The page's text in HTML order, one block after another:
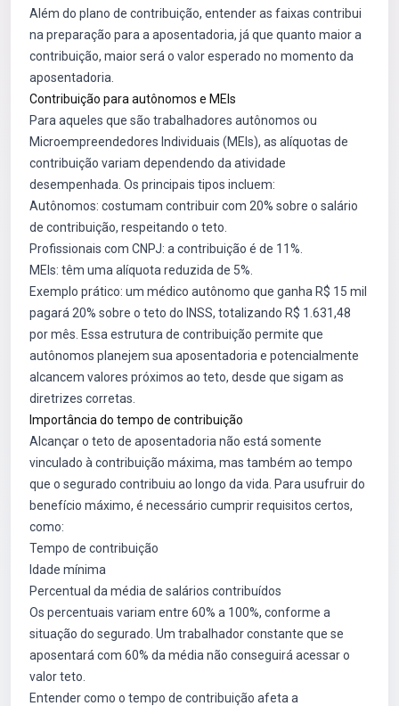
Além do plano de contribuição, entender as faixas contribui
na preparação para a aposentadoria, já que quanto maior a
contribuição, maior será o valor esperado no momento da
aposentadoria.
Contribuição para autônomos e MEIs
Para aqueles que são trabalhadores autônomos ou
Microempreendedores Individuais (MEIs), as alíquotas de
contribuição variam dependendo da atividade
desempenhada. Os principais tipos incluem:
Autônomos: costumam contribuir com 20% sobre o salário
de contribuição, respeitando o teto.
Profissionais com CNPJ: a contribuição é de 11%.
MEIs: têm uma alíquota reduzida de 5%.
Exemplo prático: um médico autônomo que ganha R$ 15 mil
pagará 20% sobre o teto do INSS, totalizando R$ 1.631,48
por mês. Essa estrutura de contribuição permite que
autônomos planejem sua aposentadoria e potencialmente
alcancem valores próximos ao teto, desde que sigam as
diretrizes corretas.
Importância do tempo de contribuição
Alcançar o teto de aposentadoria não está somente
vinculado à contribuição máxima, mas também ao tempo
que o segurado contribuiu ao longo da vida. Para usufruir do
benefício máximo, é necessário cumprir requisitos certos,
como:
Tempo de contribuição
Idade mínima
Percentual da média de salários contribuídos
Os percentuais variam entre 60% a 100%, conforme a
situação do segurado. Um trabalhador constante que se
aposentará com 60% da média não conseguirá acessar o
valor teto.
Entender como o tempo de contribuição afeta a